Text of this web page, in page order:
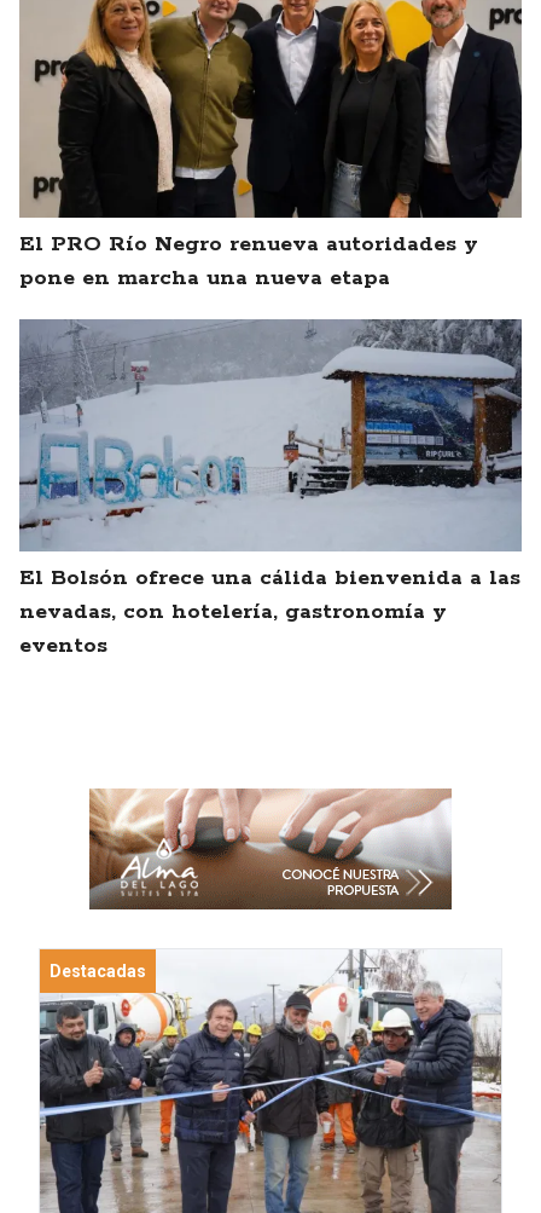
El PRO Río Negro renueva autoridades y
pone en marcha una nueva etapa
El Bolsón ofrece una cálida bienvenida a las
nevadas, con hotelería, gastronomía y
eventos
Destacadas